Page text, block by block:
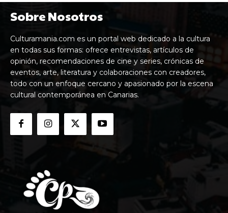
Sobre Nosotros
Culturamania.com es un portal web dedicado a la cultura
en todas sus formas: ofrece entrevistas, artículos de
opinión, recomendaciones de cine y series, crónicas de
eventos, arte, literatura y colaboraciones con creadores,
todo con un enfoque cercano y apasionado por la escena
cultural contemporánea en Canarias.